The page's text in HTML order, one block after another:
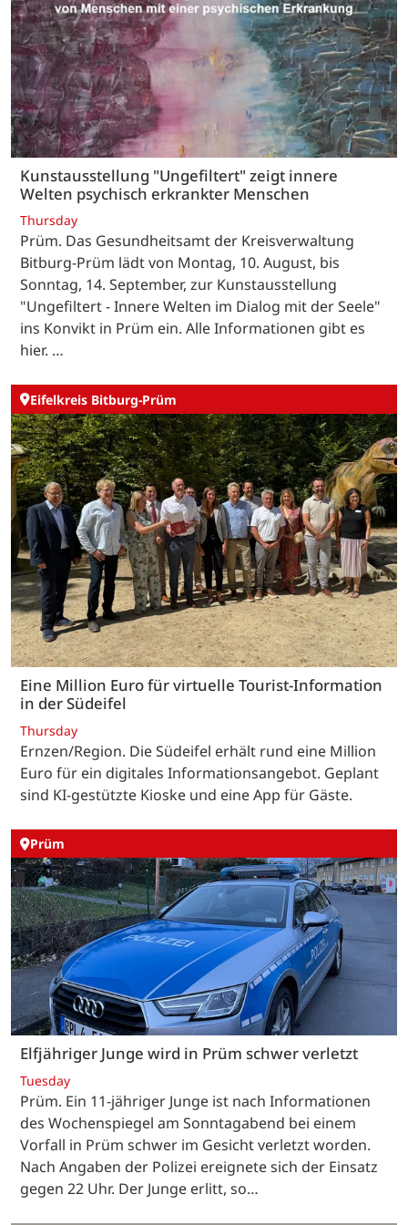
Kunstausstellung "Ungefiltert" zeigt innere
Welten psychisch erkrankter Menschen
Thursday
Prüm. Das Gesundheitsamt der Kreisverwaltung
Bitburg-Prüm lädt von Montag, 10. August, bis
Sonntag, 14. September, zur Kunstausstellung
"Ungefiltert - Innere Welten im Dialog mit der Seele"
ins Konvikt in Prüm ein. Alle Informationen gibt es
hier. …
Eifelkreis Bitburg-Prüm
Eine Million Euro für virtuelle Tourist-Information
in der Südeifel
Thursday
Ernzen/Region. Die Südeifel erhält rund eine Million
Euro für ein digitales Informationsangebot. Geplant
sind KI-gestützte Kioske und eine App für Gäste.
Prüm
Elfjähriger Junge wird in Prüm schwer verletzt
Tuesday
Prüm. Ein 11-jähriger Junge ist nach Informationen
des Wochenspiegel am Sonntagabend bei einem
Vorfall in Prüm schwer im Gesicht verletzt worden.
Nach Angaben der Polizei ereignete sich der Einsatz
gegen 22 Uhr. Der Junge erlitt, so…